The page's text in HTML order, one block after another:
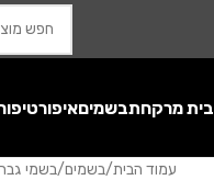
בית מרקחתבשמיםאיפור
עמוד הבית/בשמים/בשמי